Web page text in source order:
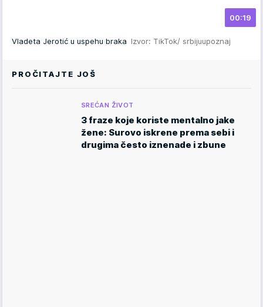
00:19
Vladeta Jerotić u uspehu braka Izvor: TikTok/ srbijuupoznaj
PROČITAJTE JOŠ
SREĆAN ŽIVOT
3 fraze koje koriste mentalno jake
žene: Surovo iskrene prema sebi i
drugima često iznenade i zbune